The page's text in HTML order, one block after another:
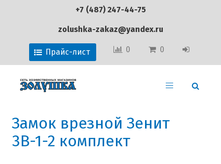
+7 (487) 247-44-75
zolushka-zakaz@yandex.ru
Прайс-лист 0 0
Замок врезной Зенит
3В-1-2 комплект